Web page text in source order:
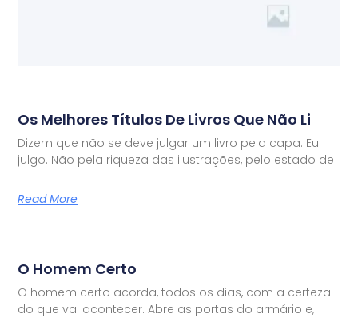
Os Melhores Títulos De Livros Que Não Li
Dizem que não se deve julgar um livro pela capa. Eu
julgo. Não pela riqueza das ilustrações, pelo estado de
Read More
O Homem Certo
O homem certo acorda, todos os dias, com a certeza
do que vai acontecer. Abre as portas do armário e,